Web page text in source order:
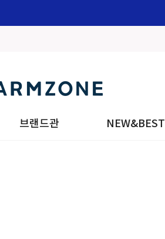
브랜드관 NEW&BEST